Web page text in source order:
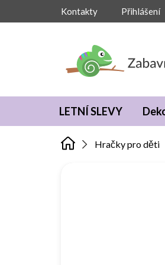
Kontakty Přihlášení
LETNÍ SLEVY
Hračky pro děti